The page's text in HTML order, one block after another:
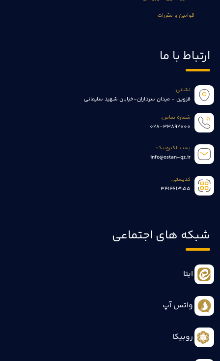
قوانین و مقررات
ارتباط با ما
نشانی:
قزوین - میدان سرداران-خیابان شهید سلیمانی
شماره تماس:
028-33892000
پست الکترونیک:
info@ostan-qz.ir
کدپستی:
3414613155
شبکه های اجتماعی
ایتا
واتس آپ
روبیکا